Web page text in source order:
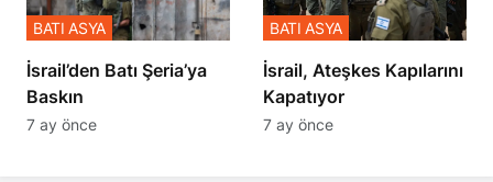
​​​​​​​İsrail’den Batı Şeria’ya
Baskın
BATI ASYA
7 ay önce
İsrail, Ateşkes Kapılarını
Kapatıyor
BATI ASYA
7 ay önce